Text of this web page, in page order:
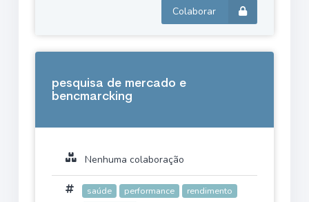
Colaborar
pesquisa de mercado e
bencmarcking
Nenhuma colaboração
saúde performance
rendimento